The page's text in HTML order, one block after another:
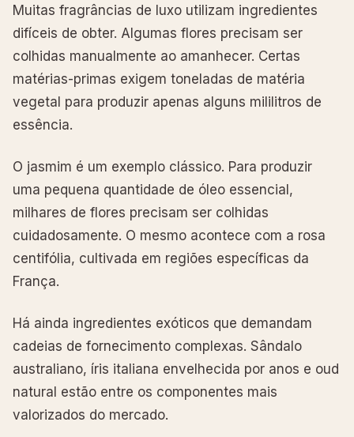
Muitas fragrâncias de luxo utilizam ingredientes
difíceis de obter. Algumas flores precisam ser
colhidas manualmente ao amanhecer. Certas
matérias-primas exigem toneladas de matéria
vegetal para produzir apenas alguns mililitros de
essência.
O jasmim é um exemplo clássico. Para produzir
uma pequena quantidade de óleo essencial,
milhares de flores precisam ser colhidas
cuidadosamente. O mesmo acontece com a rosa
centifólia, cultivada em regiões específicas da
França.
Há ainda ingredientes exóticos que demandam
cadeias de fornecimento complexas. Sândalo
australiano, íris italiana envelhecida por anos e oud
natural estão entre os componentes mais
valorizados do mercado.